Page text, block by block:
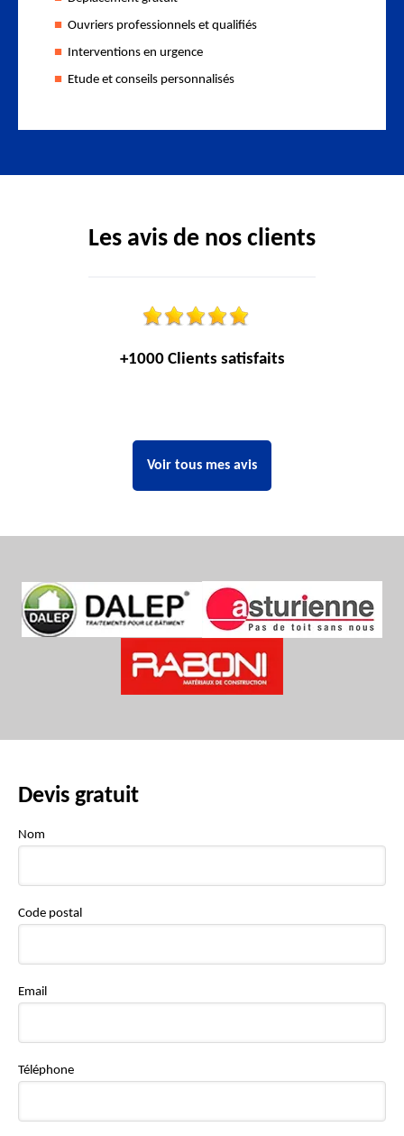
Ouvriers professionnels et qualifiés
Interventions en urgence
Etude et conseils personnalisés
Les avis de nos clients
+1000 Clients satisfaits
Voir tous mes avis
Devis gratuit
Nom
Code postal
Email
Téléphone